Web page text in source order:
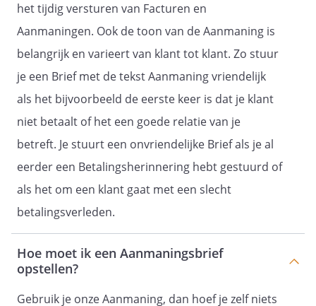
€
€
Volledigheidshalve behouden we ons alle
rechten en weren voor.
_________________________________
het tijdig versturen van Facturen en
Aanmaningen. Ook de toon van de Aanmaning is
belangrijk en varieert van klant tot klant. Zo stuur
je een Brief met de tekst Aanmaning vriendelijk
als het bijvoorbeeld de eerste keer is dat je klant
niet betaalt of het een goede relatie van je
betreft. Je stuurt een onvriendelijke Brief als je al
eerder een Betalingsherinnering hebt gestuurd of
als het om een klant gaat met een slecht
betalingsverleden.
Hoe moet ik een Aanmaningsbrief
opstellen?
Gebruik je onze Aanmaning, dan hoef je zelf niets